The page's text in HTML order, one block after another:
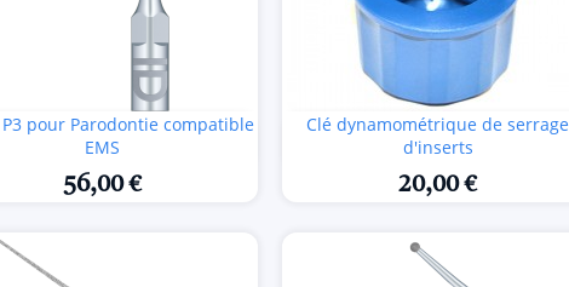
pour Parodontie compatible
EMS
56,00 €
 Aperçu rapide
Clé dynamométrique de serrage
d'inserts
20,00 €
 Aperçu rapide